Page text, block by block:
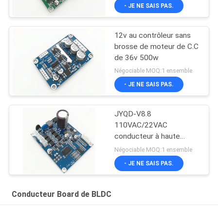
- JE NE SAIS PAS.
12v au contrôleur sans
brosse de moteur de C.C
de 36v 500w
Négociable MOQ:1 ensemble
- JE NE SAIS PAS.
JYQD-V8.8
110VAC/22VAC
conducteur à haute
tension de moteur de
l'entrée BLDC
Négociable MOQ:1 ensemble
- JE NE SAIS PAS.
Conducteur Board de BLDC